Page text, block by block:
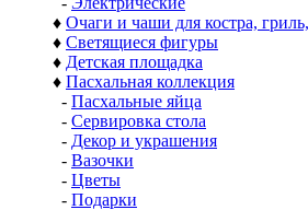
♦ Очаги и чаши для костра,
♦ Светящиеся фигуры
♦ Детская площадка
♦ Пасхальная коллекция
- Пасхальные яйца
- Сервировка стола
- Декор и украшения
- Вазочки
- Цветы
- Подарки